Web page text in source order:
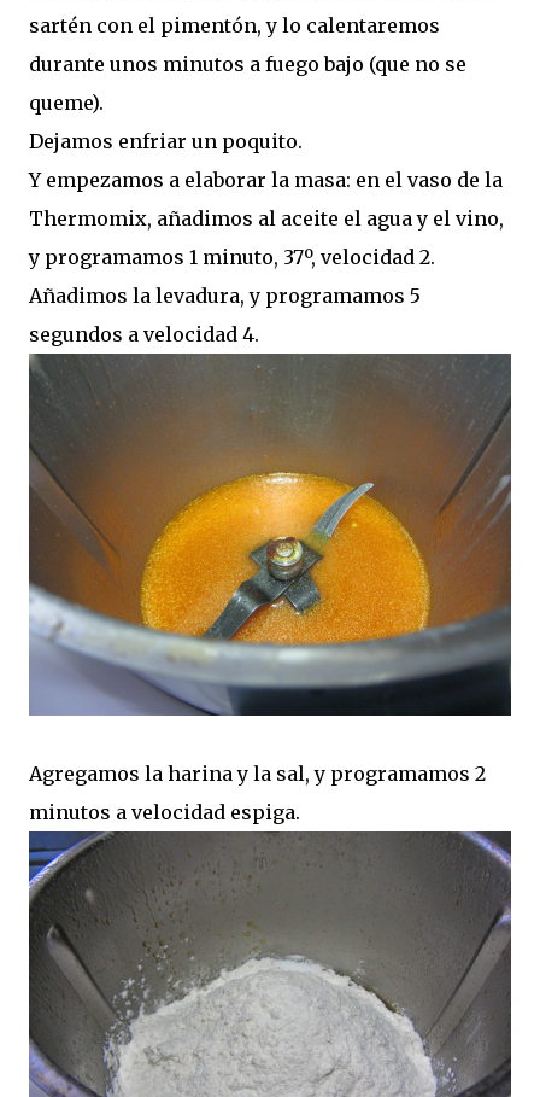
sartén con el pimentón, y lo calentaremos
durante unos minutos a fuego bajo (que no se
queme).
Dejamos enfriar un poquito.
Y empezamos a elaborar la masa: en el vaso de la
Thermomix, añadimos al aceite el agua y el vino,
y programamos 1 minuto, 37º, velocidad 2.
Añadimos la levadura, y programamos 5
segundos a velocidad 4.
Agregamos la harina y la sal, y programamos 2
minutos a velocidad espiga.